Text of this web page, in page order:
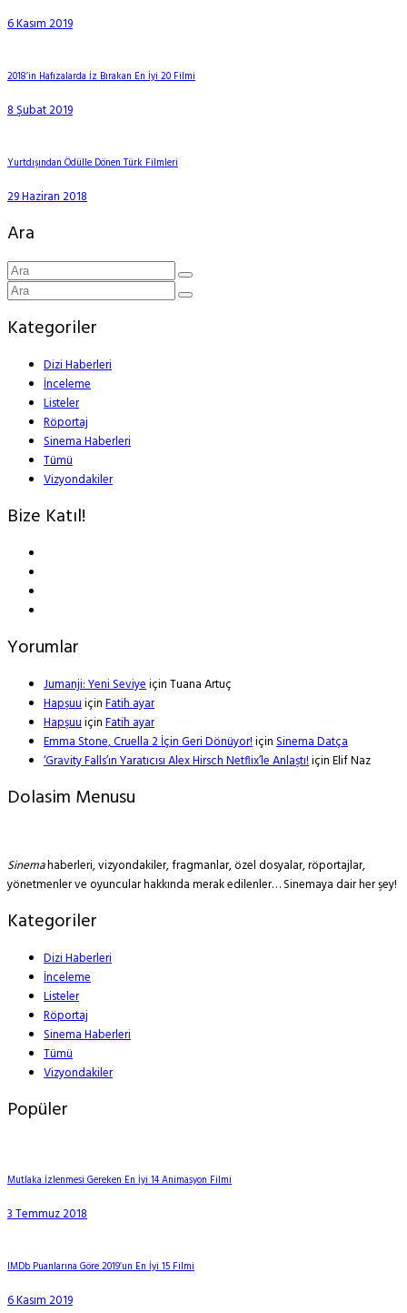
6 Kasım 2019
2018’in Hafızalarda İz Bırakan En İyi 20 Filmi
8 Şubat 2019
Yurtdışından Ödülle Dönen Türk Filmleri
29 Haziran 2018
Ara
Kategoriler
Dizi Haberleri
İnceleme
Listeler
Röportaj
Sinema Haberleri
Tümü
Vizyondakiler
Bize Katıl!
Yorumlar
Jumanji: Yeni SeviyeiçinTuana Artuç
HapşuuiçinFatih ayar
HapşuuiçinFatih ayar
Emma Stone, Cruella 2 İçin Geri Dönüyor!içinSinema Datça
‘Gravity Falls’ın Yaratıcısı Alex Hirsch Netflix’le Anlaştı!içinElif Naz
Dolasim Menusu
Sinemahaberleri, vizyondakiler, fragmanlar, özel dosyalar, röportajlar,
yönetmenler ve oyuncular hakkında merak edilenler… Sinemaya dair her şey!
Kategoriler
Dizi Haberleri
İnceleme
Listeler
Röportaj
Sinema Haberleri
Tümü
Vizyondakiler
Popüler
Mutlaka İzlenmesi Gereken En İyi 14 Animasyon Filmi
3 Temmuz 2018
IMDb Puanlarına Göre 2019’un En İyi 15 Filmi
6 Kasım 2019